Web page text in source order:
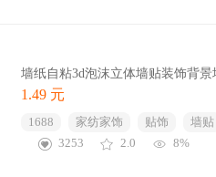
墙纸自粘3d泡沫立体墙贴装饰背
1.49 元
1688 家纺家饰 贴饰 墙贴
3253
2.0 8%